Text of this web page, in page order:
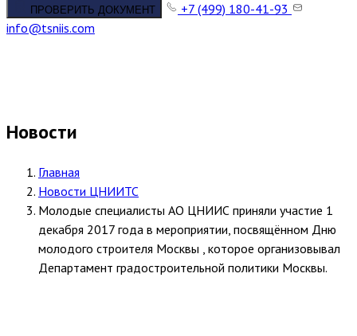
ПРОВЕРИТЬ ДОКУМЕНТ
+7 (499) 180-41-93
info@tsniis.com
Новости
Главная
Новости ЦНИИТС
Молодые специалисты АО ЦНИИС приняли участие 1
декабря 2017 года в мероприятии, посвящённом Дню
молодого строителя Москвы , которое организовывал
Департамент градостроительной политики Москвы.